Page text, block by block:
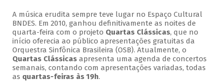
A música erudita sempre teve lugar no Espaço Cultural
BNDES. Em 2010, ganhou definitivamente as noites de
quarta-feira com o projeto Quartas Clássicas, que no
início oferecia ao público apresentações gratuitas da
Orquestra Sinfônica Brasileira (OSB). Atualmente, o
Quartas Clássicasapresenta uma agenda de concertos
semanais, contando com apresentações variadas, todas
as quartas-feiras às 19h.